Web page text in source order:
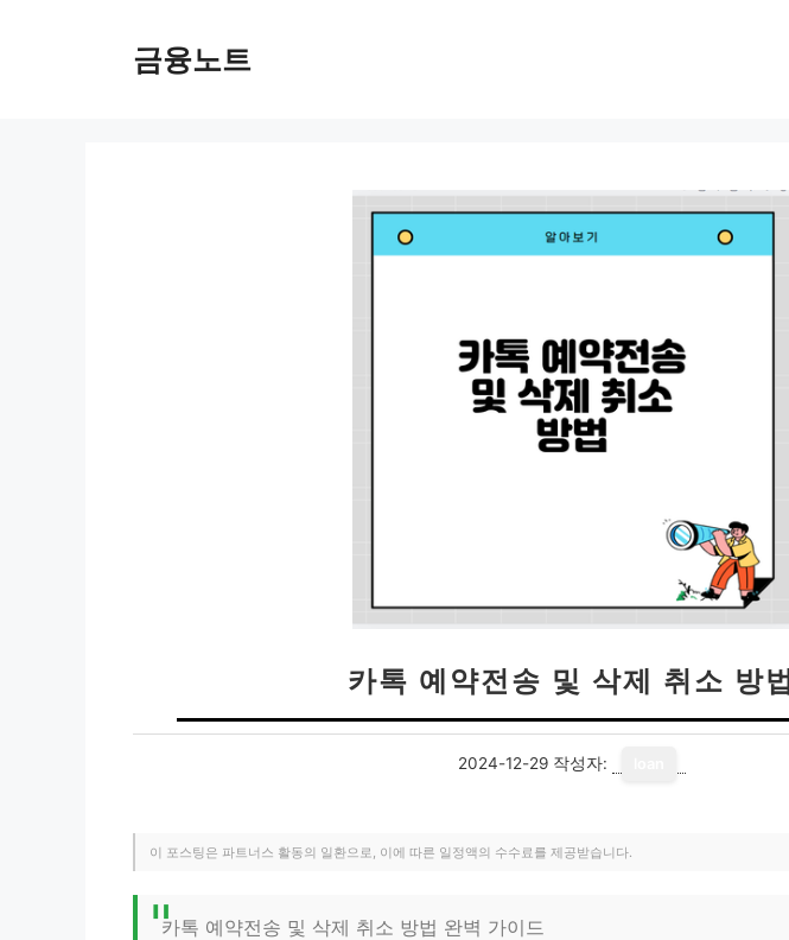
금융노트
카톡 예약전송 및 삭제 취소 방법
2024-12-29 작성자:
이 포스팅은 파트너스 활동의 일환으로, 이에 따른 일정액의 수수료를 제공받습니다.
카톡 예약전송 및 삭제 취소 방법 완벽 가이드